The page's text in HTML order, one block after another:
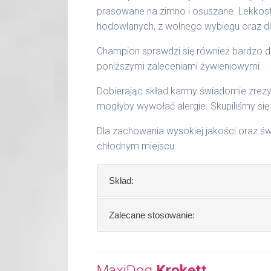
Zalecane stosowanie:
(Wartości
od potrzeby zwierzęcia). Zmianę
mieszać z poprzednią karmą.
razy dziennie.
Zalecane przechowywanie:
w
zamykanych pojemników.
Waga netto/Nr art.: 3 kg/1088 | 10
prasowane na zimno i osuszane.
hodowlanych, z wolnego wybiegu oraz
Champion sprawdzi się również bardzo
poniższymi zaleceniami żywieniowymi.
Dobierając skład karmy świadomie
mogłyby wywołać alergie. Skupiliśmy
Dla zachowania wysokiej jakości oraz
chłodnym miejscu.
Skład:
Skład:suszone mięso wołowe,
olej z wątroby, nasiona kopru, algi.
Zalecane stosowanie:
2 - 7 kg 30 - 90 g